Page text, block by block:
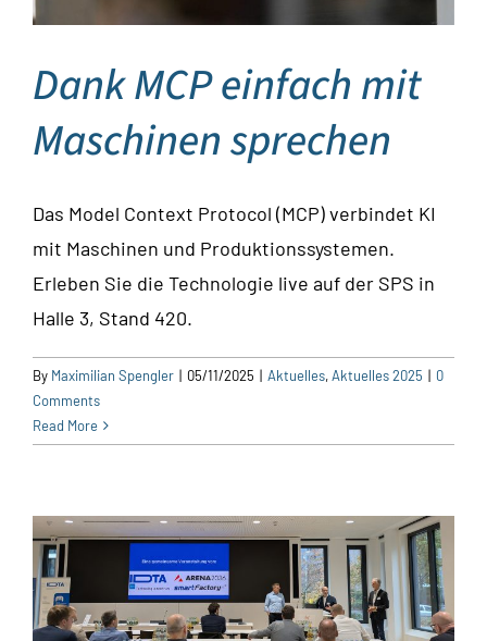
Dank MCP einfach mit
Maschinen sprechen
Das Model Context Protocol (MCP) verbindet KI
mit Maschinen und Produktionssystemen.
Erleben Sie die Technologie live auf der SPS in
Halle 3, Stand 420.
By Maximilian Spengler | 05/11/2025 | Aktuelles,Aktuelles 2025 | 0
Comments
Read More